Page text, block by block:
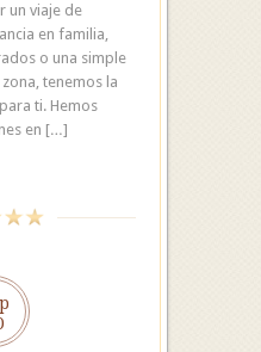
un viaje de
en familia,
o una simple
tenemos la
ti. Hemos
en […]